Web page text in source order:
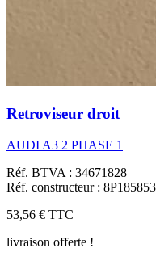
Retroviseur droit
AUDI A3 2 PHASE 1
Réf. BTVA : 34671828
Réf. constructeur :
53,56 € TTC
livraison offerte !